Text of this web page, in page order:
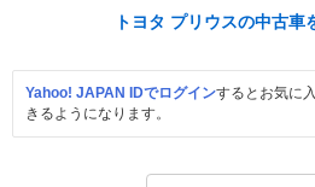
トヨタ プリウスの中古車
Yahoo! JAPAN IDでログインするとお気に
きるようになります。